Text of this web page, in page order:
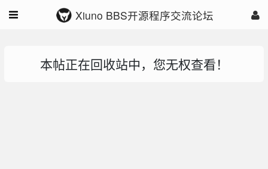
Xiuno BBS开源程序交流论坛
本帖正在回收站中，您无权查看！